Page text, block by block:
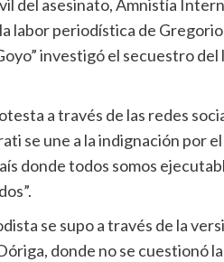
del asesinato, Amnistía
labor periodística de
investigó el secuestro del
a través de las redes
se une a la indignación por
donde todos somos
se supo a través de la
donde no se cuestionó